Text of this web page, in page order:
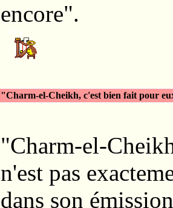
encore".
"Charm-el-Cheikh, c'est bien fait pour
"Charm-el-
n'est pas
dans son